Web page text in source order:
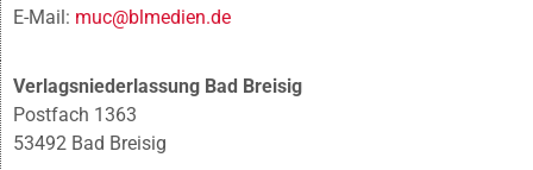
E-Mail: muc@blmedien.de
Verlagsniederlassung Bad Breisig
Postfach 1363
53492 Bad Breisig